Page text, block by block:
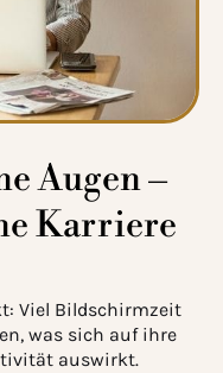
Augen –
Karriere
Viel Bildschirmzeit
was sich auf ihre
auswirkt.